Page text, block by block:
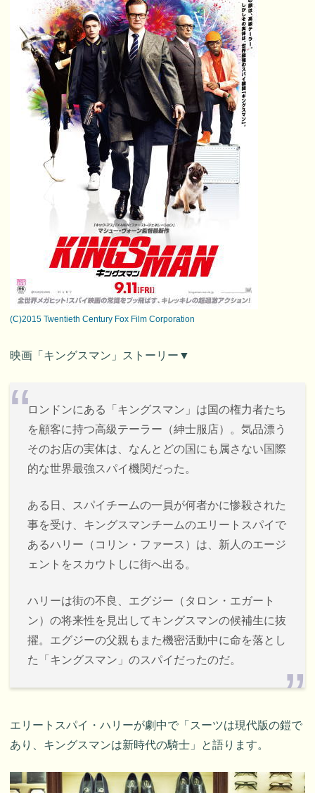
(C)2015 Twentieth Century Fox Film Corporation
映画「キングスマン」ストーリー▼
ロンドンにある「キングスマン」は国の権力者たち
を顧客に持つ高級テーラー（紳士服店）。気品漂う
そのお店の実体は、なんとどの国にも属さない国際
的な世界最強スパイ機関だった。
ある日、スパイチームの一員が何者かに惨殺された
事を受け、キングスマンチームのエリートスパイで
あるハリー（コリン・ファース）は、新人のエージ
ェントをスカウトしに街へ出る。
ハリーは街の不良、エグジー（タロン・エガート
ン）の将来性を見出してキングスマンの候補生に抜
擢。エグジーの父親もまた機密活動中に命を落とし
た「キングスマン」のスパイだったのだ。
エリートスパイ・ハリーが劇中で「スーツは現代版の鎧で
あり、キングスマンは新時代の騎士」と語ります。